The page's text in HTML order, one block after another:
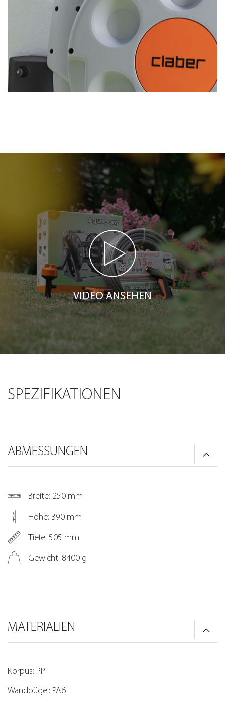
VIDEO ANSEHEN
SPEZIFIKATIONEN
ABMESSUNGEN
Breite: 250 mm
Höhe: 390 mm
Tiefe: 505 mm
Gewicht: 8400 g
MATERIALIEN
Korpus: PP
Wandbügel: PA6